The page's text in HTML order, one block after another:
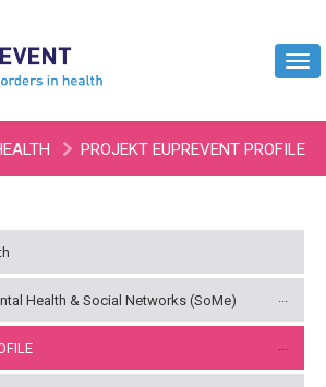
PROJEKT EUPREVENT PROFILE
Health & Social Networks (SoMe)